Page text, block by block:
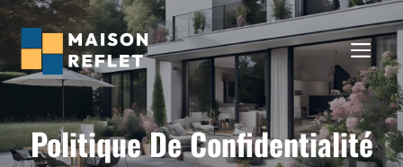
Aller
au
contenu
Politique De Confidentialité